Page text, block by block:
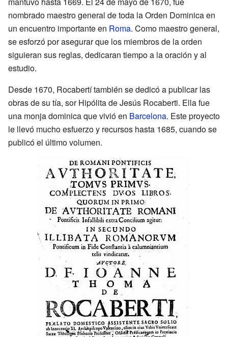
nombrado maestro general de toda la Orden Dominica en
un encuentro importante en Roma. Como maestro general,
se esforzó por asegurar que los miembros de la orden
siguieran sus reglas, dedicaran tiempo a la oración y al
estudio.
Desde 1670, Rocabertí también se dedicó a publicar las
obras de su tía, sor Hipólita de Jesús Rocaberti. Ella fue
una monja dominica que vivió en Barcelona. Este proyecto
le llevó mucho esfuerzo y recursos hasta 1685, cuando se
publicó el último volumen.